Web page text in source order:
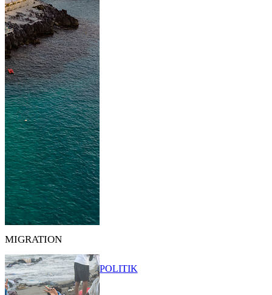
MIGRATION
POLITIK